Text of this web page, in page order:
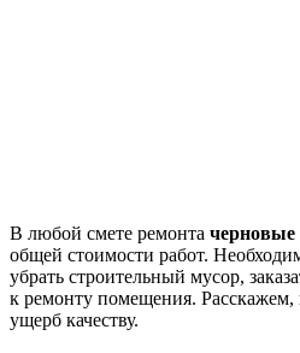
В любой смете ремонта черновые
общей стоимости работ.
убрать строительный мусор,
к ремонту помещения.
ущерб качеству.